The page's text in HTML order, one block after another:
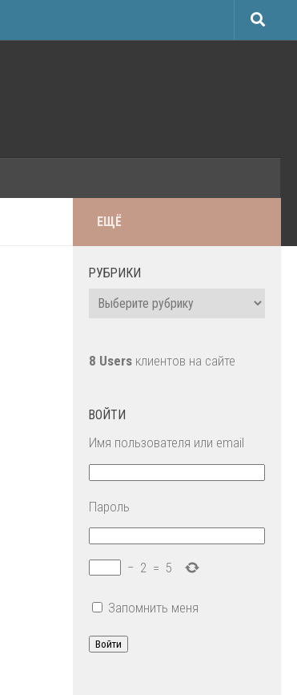
ЕЩЁ
РУБРИКИ
Рубрики
8 Users клиентов на сайте
ВОЙТИ
Имя пользователя или email
Пароль
− 2 = 5
Запомнить меня
Войти